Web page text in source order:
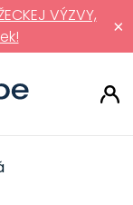
×
VÝZVY,